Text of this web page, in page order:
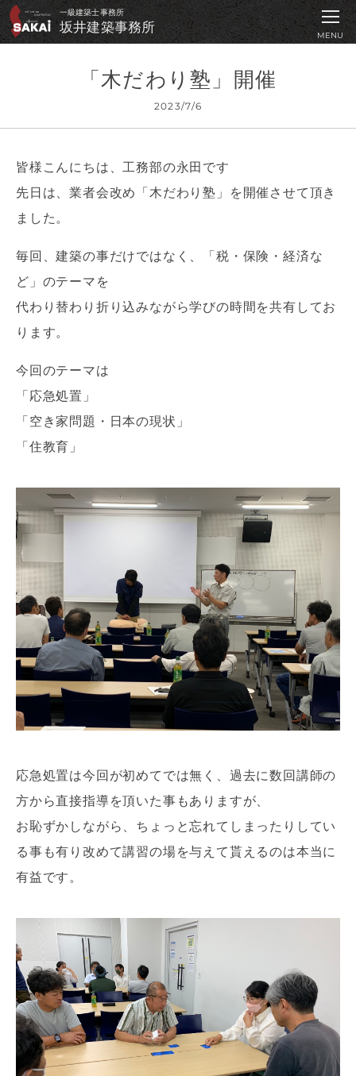
坂井建築事務所 ｜
一級建築士事務所
坂井建築事務所
MENU
「木だわり塾」開催
2023/7/6
皆様こんにちは、工務部の永田です
先日は、業者会改め「木だわり塾」を開催させて頂き
ました。
毎回、建築の事だけではなく、「税・保険・経済な
ど」のテーマを
代わり替わり折り込みながら学びの時間を共有してお
ります。
今回のテーマは
「応急処置」
「空き家問題・日本の現状」
「住教育」
応急処置は今回が初めてでは無く、過去に数回講師の
方から直接指導を頂いた事もありますが、
お恥ずかしながら、ちょっと忘れてしまったりしてい
る事も有り改めて講習の場を与えて貰えるのは本当に
有益です。